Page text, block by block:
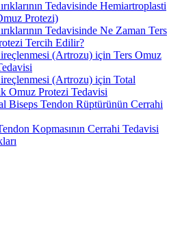
Tedavisinde Hemiartroplasti
Protezi)
Tedavisinde Ne Zaman Ters
Tercih Edilir?
(Artrozu) için Ters Omuz
(Artrozu) için Total
Omuz Protezi Tedavisi
Biseps Tendon Rüptürünün Cerrahi
Kopmasının Cerrahi Tedavisi